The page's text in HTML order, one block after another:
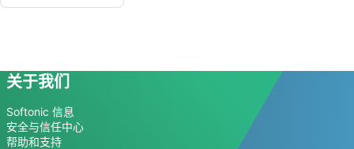
关于我们
Softonic 信息
安全与信任中心
帮助和支持